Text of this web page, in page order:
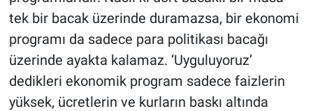
tek bir bacak üzerinde duramazsa, bir ekonomi
programı da sadece para politikası bacağı
üzerinde ayakta kalamaz. ‘Uyguluyoruz’
dedikleri ekonomik program sadece faizlerin
yüksek, ücretlerin ve kurların baskı altında